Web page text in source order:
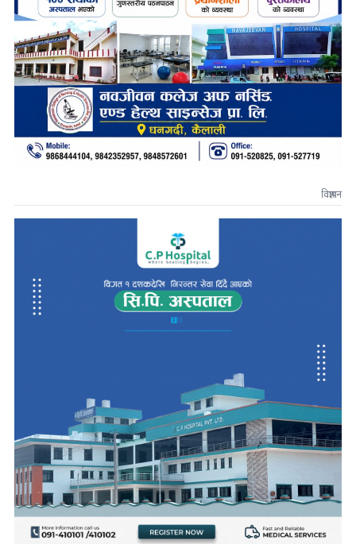
विज्ञापन